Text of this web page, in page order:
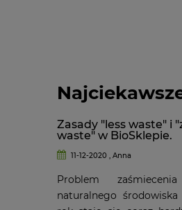
Zasady "less waste" i
waste" w BioSklepie.
11-12-2020 , Anna
Problem
naturalnego